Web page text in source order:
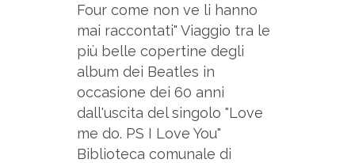
Four come non ve li hanno
mai raccontati" Viaggio tra le
più belle copertine degli
album dei Beatles in
occasione dei 60 anni
dall'uscita del singolo "Love
me do. PS I Love You"
Biblioteca comunale di